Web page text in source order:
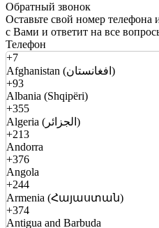
Обратный звонок
Оставьте свой номер телефона
с Вами и ответит на все
Телефон
+7
Afghanistan (افغانستان)
+93
Albania (Shqipëri)
+355
Algeria (الجزائر)
+213
Andorra
+376
Angola
+244
Armenia (Հայաստան)
+374
Antigua and Barbuda